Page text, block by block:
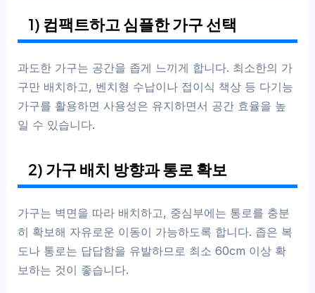
1) 컴팩트하고 심플한 가구 선택
과도한 가구는 공간을 좁게 느끼게 합니다. 최소한의 가
구만 배치하고, 벤치형 수납이나 접이식 책상 등 다기능
가구를 활용하면 사용성은 유지하면서 공간 효율을 높
일 수 있습니다.
2) 가구 배치 방향과 통로 확보
가구는 벽면을 따라 배치하고, 중심부에는 통로를 충분
히 확보해 자유로운 이동이 가능하도록 합니다. 좁은 복
도나 통로는 답답함을 유발하므로 최소 60cm 이상 확
보하는 것이 좋습니다.